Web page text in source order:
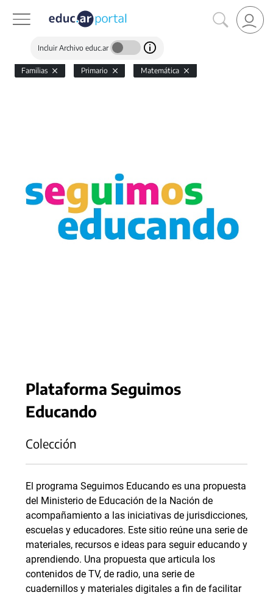
Incluir Archivo educ.ar
Familias Primario Matemática
Plataforma Seguimos
Educando
Colección
El programa Seguimos Educando es una propuesta
del Ministerio de Educación de la Nación de
acompañamiento a las iniciativas de jurisdicciones,
escuelas y educadores. Este sitio reúne una serie de
materiales, recursos e ideas para seguir educando y
aprendiendo. Una propuesta que articula los
contenidos de TV, de radio, una serie de
cuadernillos y materiales digitales a fin de facilitar